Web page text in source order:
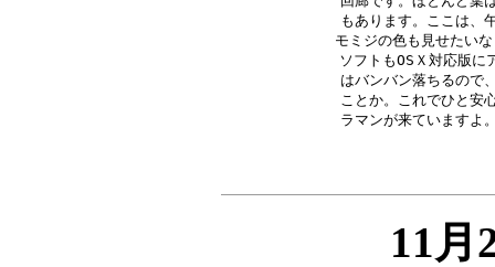
もあります。ここは、
モミジの色も見せたい
ソフトもOSＸ対応版
はバンバン落ちるので
ことか。これでひと安
11月